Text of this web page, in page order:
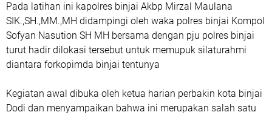
Pada latihan ini kapolres binjai Akbp Mirzal Maulana
SIK.,SH.,MM.,MH didampingi oleh waka polres binjai Kompol
Sofyan Nasution SH MH bersama dengan pju polres binjai
turut hadir dilokasi tersebut untuk memupuk silaturahmi
diantara forkopimda binjai tentunya
Kegiatan awal dibuka oleh ketua harian perbakin kota binjai
Dodi dan menyampaikan bahwa ini merupakan salah satu